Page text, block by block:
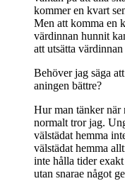
kommer en kvart
Men att komma en
värdinnan hunnit
att utsätta
Behöver jag säga
aningen bättre?
Hur man tänker när
normalt tror jag.
välstädat hemma
välstädat hemma
inte hålla tider
utan snarae något